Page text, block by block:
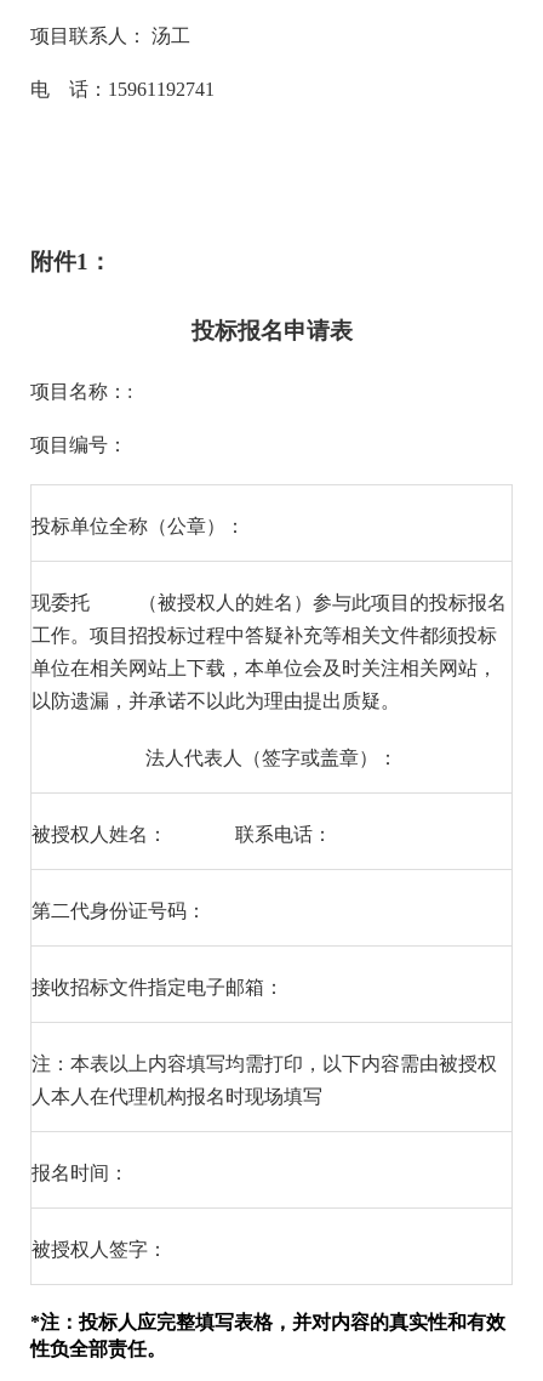
项目联系人： 汤工
电 话： 15961192741
附件1：
投标报名申请表
项目名称： :
项目编号：
投标单位全称（公章）：
现委托 （被授权人的姓名）参与此项目的投标报名
工作。项目招投标过程中答疑补充等相关文件都须投标
单位在相关网站上下载，本单位会及时关注相关网站，
以防遗漏，并承诺不以此为理由提出质疑。
法人代表人（签字或盖章）：
被授权人姓名： 联系电话：
第二代身份证号码：
接收招标文件指定电子邮箱：
注：本表以上内容填写均需打印，以下内容需由被授权
人本人在代理机构报名时现场填写
报名时间：
被授权人签字：
*注：投标人应完整填写表格，并对内容的真实性和有效
性负全部责任。